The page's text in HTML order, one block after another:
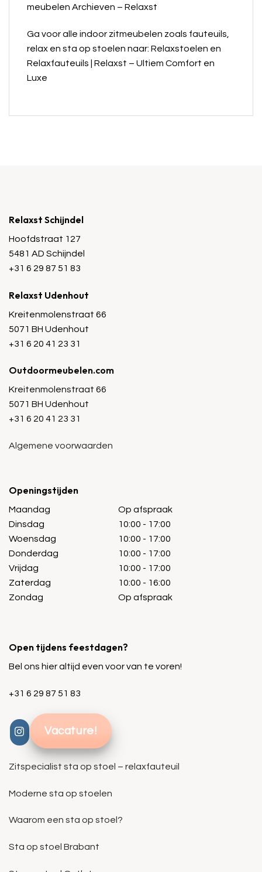
meubelen Archieven – Relaxst
Ga voor alle indoor zitmeubelen zoals fauteuils,
relax en sta op stoelen naar: Relaxstoelen en
Relaxfauteuils | Relaxst – Ultiem Comfort en
Luxe
Relaxst Schijndel
Hoofdstraat 127
5481 AD Schijndel
+31 6 29 87 51 83
Relaxst Udenhout
Kreitenmolenstraat 66
5071 BH Udenhout
+31 6 20 41 23 31
Outdoormeubelen.com
Kreitenmolenstraat 66
5071 BH Udenhout
+31 6 20 41 23 31
Algemene voorwaarden
Openingstijden
Maandag
Dinsdag
Woensdag
Donderdag
Vrijdag
Zaterdag
Zondag
Op afspraak
10:00 - 17:00
10:00 - 17:00
10:00 - 17:00
10:00 - 17:00
10:00 - 16:00
Op afspraak
Open tijdens feestdagen?
Bel ons hier altijd even voor van te voren!
+31 6 29 87 51 83
Vacature!
Zitspecialist sta op stoel – relaxfauteuil
Moderne sta op stoelen
Waarom een sta op stoel?
Sta op stoel Brabant